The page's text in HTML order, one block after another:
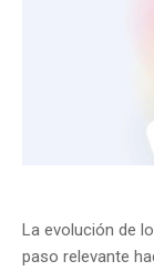
La evolución de
paso relevante